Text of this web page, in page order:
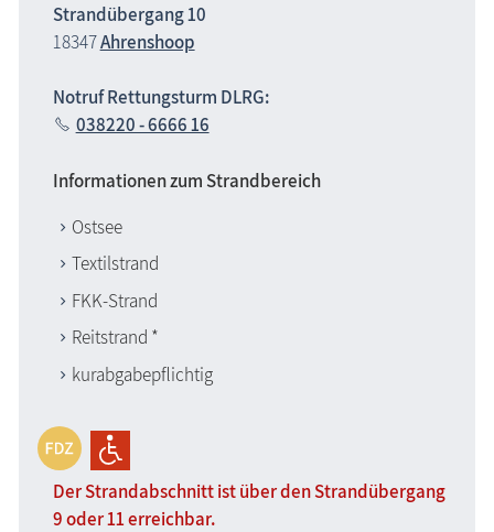
Strandübergang 10
18347Ahrenshoop
Notruf Rettungsturm DLRG:
038220 - 6666 16
Informationen zum Strandbereich
Ostsee
Textilstrand
FKK-Strand
Reitstrand *
kurabgabepflichtig
Der Strandabschnitt ist über den Strandübergang
9 oder 11 erreichbar.